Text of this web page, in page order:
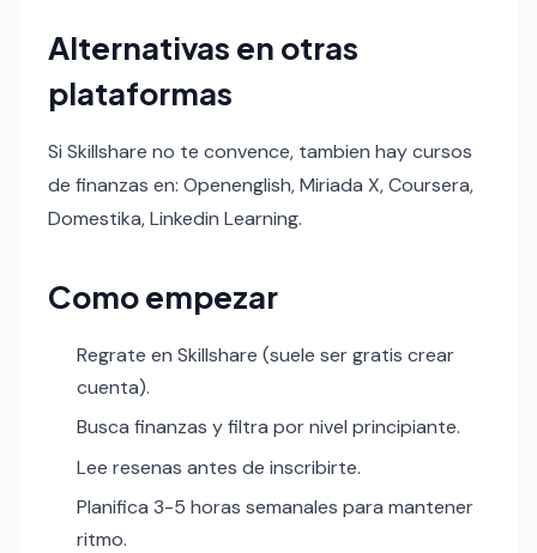
Alternativas en otras
plataformas
Si Skillshare no te convence, tambien hay cursos
de finanzas en: Openenglish, Miriada X, Coursera,
Domestika, Linkedin Learning.
Como empezar
Regrate en Skillshare (suele ser gratis crear
cuenta).
Busca finanzas y filtra por nivel principiante.
Lee resenas antes de inscribirte.
Planifica 3-5 horas semanales para mantener
ritmo.